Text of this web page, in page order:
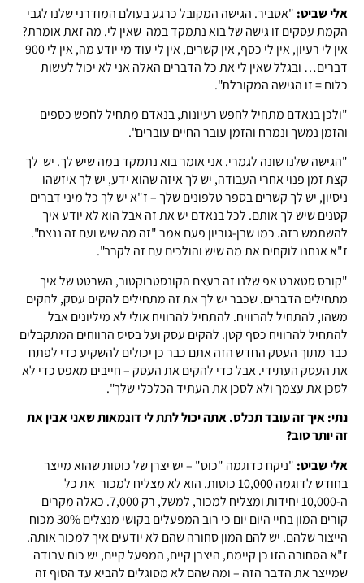
אלי שביט: "אסביר. הגישה המקובל כרגע בעולם המודרני שלנו לגבי
הקמת עסקים זו גישה של בוא נתמקד במה שאין לי. מה זאת אומרת?
אין לי רעיון, אין לי כסף, אין קשרים, אין לי עוד מי יודע מה, אין לי 900
דברים… ובגלל שאין לי את כל הדברים האלה אני לא יכול לעשות
כלום = זו הגישה המקובלת".
"ולכן בנאדם מתחיל לחפש רעיונות, בנאדם מתחיל לחפש כספים
והזמן נמשך ונמרח והזמן עובר החיים עוברים".
"הגישה שלנו שונה לגמרי. אני אומר בוא נתמקד במה שיש לך. יש לך
קצת זמן פנוי אחרי העבודה, יש לך איזה שהוא ידע, יש לך איזשהו
ניסיון, יש לך קשרים בספר טלפונים שלך – ז"א יש לך כל מיני דברים
קטנים שיש לך אותם. לכל בנאדם יש את זה אבל הוא לא יודע איך
להשתמש בזה. כמו שבן-גוריון פעם אמר "זה מה שיש ועם זה ננצח".
ז"א אנחנו לוקחים את מה שיש והולכים עם זה לקרב".
"קורס סטארט אפ שלנו זה בעצם הקונסטרוקטור, השרטט של איך
מתחילים הדברים. שכבר יש לך את זה מתחילים להקים עסק, להקים
משהו, להתחיל להרוויח. להתחיל להרוויח אולי לא מיליונים אבל
להתחיל להרוויח כסף קטן. להקים עסק ועל בסיס הרווחים המתקבלים
כבר מתוך העסק החדש הזה אתם כבר כן יכולים להשקיע כדי לפתח
את העסק העתידי. אבל כדי להקים את העסק – חייבים מאפס כדי לא
לסכן את עצמך ולא לסכן את העתיד הכלכלי שלך".
נתי: איך זה עובד תכלס. אתה יכול לתת לי דוגמאות שאני אבין את
זה יותר טוב?
אלי שביט: "ניקח כדוגמה "כוס" – יש יצרן של כוסות שהוא מייצר
בחודש לדוגמה 10,000 כוסות. הוא לא מצליח למכור את כל
ה-10,000 יחידות ומצליח למכור, למשל, רק 7,000. כאלה מקרים
קורים המון בחיי היום יום כי רוב המפעלים בקושי מנצלים 30% מכוח
הייצור שלהם. יש להם המון סחורה שהם לא יודעים איך למכור אותה.
ז"א הסחורה הזו כן קיימת, היצרן קיים, המפעל קיים, יש כוח עבודה
שמייצר את הדבר הזה – ומה שהם לא מסוגלים להביא עד הסוף זה